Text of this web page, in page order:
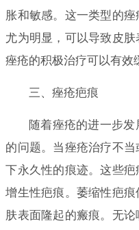
胀和敏感。这一类型的
尤为明显，可以导致皮
痤疮的积极治疗可以有效
三、痤疮疤痕
随着痤疮的进一步
的问题。当痤疮治疗不
下永久性的痕迹。这些
增生性疤痕。萎缩性疤
肤表面隆起的瘢痕。无